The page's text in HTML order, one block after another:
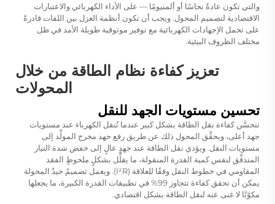
والتي تكون عادةً نحاسًا أو ألمنيومًا — على الأداء الكهربائي والاعتبارات
الاقتصادية لتصميم المحول. ويجب أن تكون أنظمة العزل بين اللفات قادرةً
على تحمل الإجهادات الكهربائية مع توفير موثوقية طويلة الأمد في ظل
مختلف الظروف البيئية.
تعزيز كفاءة نظام الطاقة من خلال
المحولات
تحسين مستويات الجهد للنقل
تتحسَّن كفاءة نقل الطاقة بشكل كبير عندما تُنقل الكهرباء عند مستويات
جهد أعلى، ويحقِّق المحول ذلك عن طريق رفع جهد مخرج المولِّد إلى
مستويات النقل. ويؤدي نقل الطاقة عند جهدٍ عالٍ إلى خفض شدة التيار
المتدفِّق لنفس كمية القدرة المنقولة، ما يقلِّل بشكلٍ ملحوظٍ الفقد
المقاومي في خطوط النقل وفقًا للعلاقة (I²R). ويعمل تصميمٌ جيدٌ
المحولة
يمكن أن تحقق كفاءة تتجاوز 99% في تطبيقات القدرة الكبيرة، ما يجعلها
مكوّنًا لا غنى عنه لنقل الطاقة بشكل اقتصادي.